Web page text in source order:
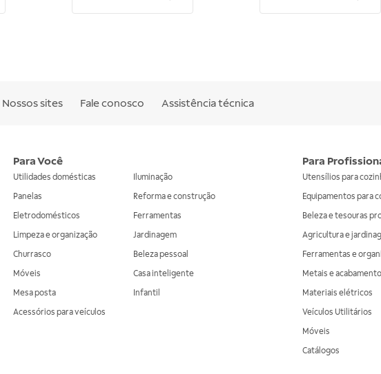
Nossos sites Fale conosco Assistência técnica
Para Você
Utilidades domésticas
Panelas
Eletrodomésticos
Limpeza e organização
Churrasco
Móveis
Mesa posta
Acessórios para veículos
Iluminação
Reforma e construção
Ferramentas
Jardinagem
Beleza pessoal
Casa inteligente
Infantil
Para
Utensílios para
Equipamentos para
Beleza e tesouras
Agricultura e
Ferramentas e
Metais e
Materiais elétricos
Veículos Utilitários
Móveis
Catálogos